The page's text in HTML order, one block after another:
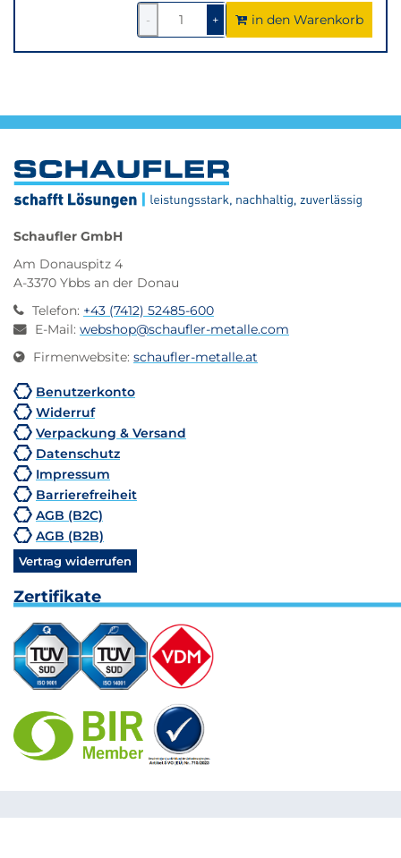
-
1
verringern
+1um
1
erhöhen
in den Warenkorb
Schaufler GmbH
Am Donauspitz 4
A-3370 Ybbs an der Donau
Telefon: +43 (7412) 52485-600
E-Mail: webshop@schaufler-metalle.com
Firmenwebsite: schaufler-metalle.at
Benutzerkonto
Widerruf
Verpackung & Versand
Datenschutz
Impressum
Barrierefreiheit
AGB (B2C)
AGB (B2B)
Vertrag widerrufen
Zertifikate